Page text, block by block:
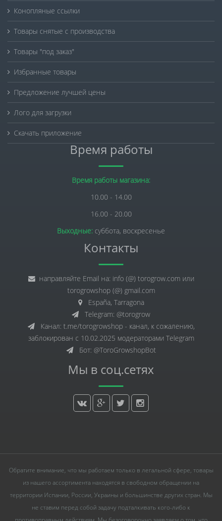
Конопляные ссылки
Товары снятые с производства
Товары "под заказ"
Избранные товары
Предложение лучшей цены
Лого для загрузки
Скачать приложение
Время работы
Время работы магазина:
10.00 - 14.00
16.00 - 20.00
Выходные: суббота, воскресенье
Контакты
направляйте Email на: info (@) torogrow.com или
torogrowshop (@) gmail.com
España, Tarragona
Telegram: @torogrow
Канал: t.me/torogrowshop - канал, к сожалению,
заблокирован с 10.02.2025 модераторами Telegram
Бот: @ToroGrowshopBot
Мы в соц.сетях
Обратите внимание, что мы работаем только в легальной сфере, товары
из нашего ассортимента находятся в свободном обращении на
территории Испании, России, Украины и большинстве других стран. Мы
не ставим перед собой задачу подталкивать кого-либо к